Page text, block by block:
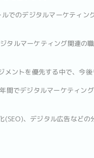
でのデジタルマーケティン
ルマーケティング関連の
ントを優先する中で、今後
間でデジタルマーケティン
、デジタル広告など